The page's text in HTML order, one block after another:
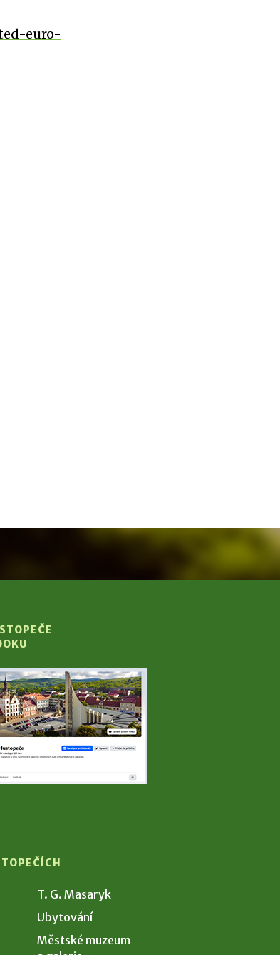
euro-
T. G. Masaryk
Ubytování
Městské muzeum